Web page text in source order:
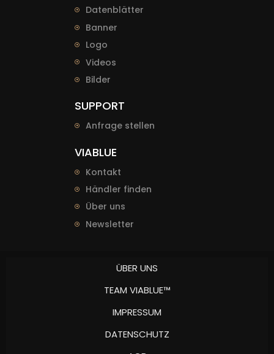
Datenblätter
Banner
Logo
Videos
Bilder
SUPPORT
Anfrage stellen
VIABLUE
Kontakt
Händler finden
Über uns
Newsletter
ÜBER UNS
TEAM VIABLUE™
IMPRESSUM
DATENSCHUTZ